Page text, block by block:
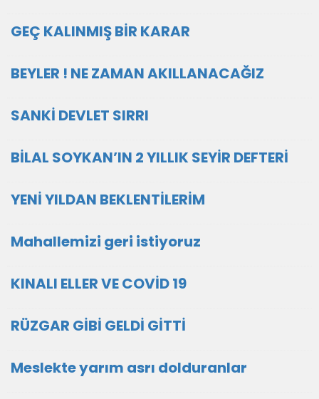
GEÇ KALINMIŞ BİR KARAR
BEYLER ! NE ZAMAN AKILLANACAĞIZ
SANKİ DEVLET SIRRI
BİLAL SOYKAN’IN 2 YILLIK SEYİR DEFTERİ
YENİ YILDAN BEKLENTİLERİM
Mahallemizi geri istiyoruz
KINALI ELLER VE COVİD 19
RÜZGAR GİBİ GELDİ GİTTİ
Meslekte yarım asrı dolduranlar